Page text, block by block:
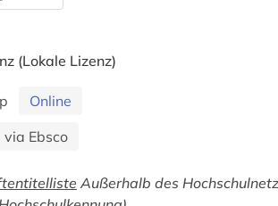
(Lokale Lizenz)
Online
via Ebsco
Außerhalb des